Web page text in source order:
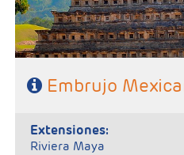
Embrujo
extensiones:
Riviera Maya